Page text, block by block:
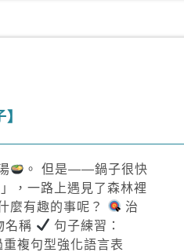
。 但是——鍋子很快
，一路上遇見了森林裡
麼有趣的事呢？
治
名稱
句子練習：
複句型強化語言表